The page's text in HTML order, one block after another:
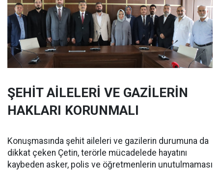
ŞEHİT AİLELERİ VE GAZİLERİN
HAKLARI KORUNMALI
Konuşmasında şehit aileleri ve gazilerin durumuna da
dikkat çeken Çetin, terörle mücadelede hayatını
kaybeden asker, polis ve öğretmenlerin unutulmaması